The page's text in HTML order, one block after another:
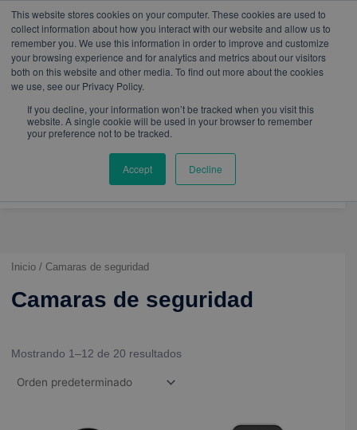
This website stores cookies on your computer. These cookies are used to
collect information about how you interact with our website and allow us to
remember you. We use this information in order to improve and customize
your browsing experience and for analytics and metrics about our visitors
both on this website and other media. To find out more about the cookies
we use, see our Privacy Policy.
If you decline, your information won’t be tracked when you visit this
website. A single cookie will be used in your browser to remember
your preference not to be tracked.
Accept Decline
h
a
t
s
a
p
a
c
e
b
o
o
k
o
u
t
u
b
e
n
s
t
a
g
r
a
m
i
n
k
e
d
i
n
mercadeo@eib.esinventor.comWhatsApp:+57
3103229640PBX: + 601 342 80 45
Inicio / Camaras de seguridad
Camaras de seguridad
Mostrando 1–12 de 20 resultados